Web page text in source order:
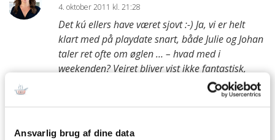
Ansvarlig brug af dine data
4. oktober 2011 kl. 21:28
Det ku´ ellers have været sjovt :-) Ja, vi er helt
klart med på playdate snart, både Julie og Johan
taler ret ofte om øglen … – hvad med i
weekenden? Vejret bliver vist ikke fantastisk,
men jeg kunne bage en kage eller noget :)
Øglemor: